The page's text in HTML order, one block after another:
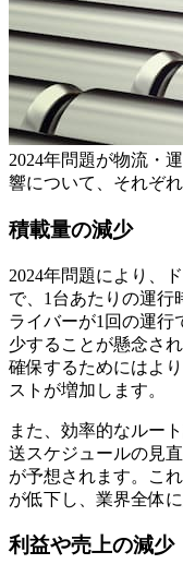
2024年問題が物流・
響について、それぞ
積載量の減少
2024年問題により、
で、1台あたりの運行
ライバーが1回の運行
少することが懸念さ
確保するためにはよ
ストが増加します。
また、効率的なルー
送スケジュールの見
が予想されます。こ
が低下し、業界全体
利益や売上の減少